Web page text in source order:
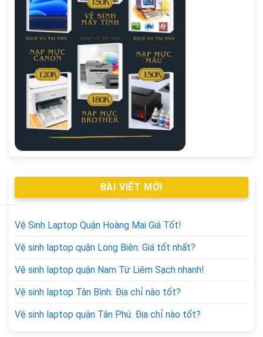
BÀI VIẾT MỚI
Vệ Sinh Laptop Quận Hoàng Mai Giá Tốt!
Vệ sinh laptop quận Long Biên: Giá tốt nhất?
Vệ sinh laptop quận Nam Từ Liêm Sạch nhanh!
Vệ sinh laptop Tân Bình: Địa chỉ nào tốt?
Vệ sinh laptop quận Tân Phú: Địa chỉ nào tốt?